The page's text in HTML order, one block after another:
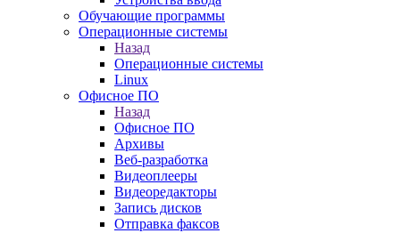
Обучающие программы
Операционные системы
Назад
Операционные системы
Linux
Офисное ПО
Назад
Офисное ПО
Архивы
Веб-разработка
Видеоплееры
Видеоредакторы
Запись дисков
Отправка факсов